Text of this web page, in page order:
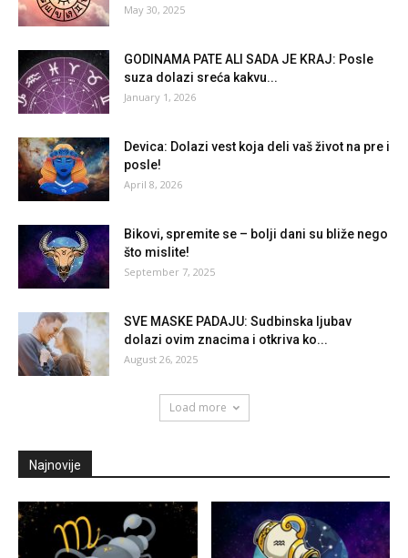
May 30, 2025
GODINAMA PATE ALI SADA JE KRAJ: Posle
suza dolazi sreća kakvu...
January 1, 2026
Devica: Dolazi vest koja deli vaš život na pre i
posle!
April 8, 2026
Bikovi, spremite se – bolji dani su bliže nego
što mislite!
September 7, 2025
SVE MASKE PADAJU: Sudbinska ljubav
dolazi ovim znacima i otkriva ko...
August 26, 2025
Load more
Najnovije